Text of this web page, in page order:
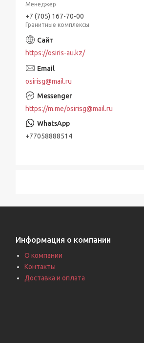
Менеджер
+7 (705) 167-70-00
Гранитные комплексы
https://osiris-au.kz/
osirisg@mail.ru
https://m.me/osirisg@mail.ru
+77058888514
Информация о компании
О компании
Контакты
Доставка и оплата